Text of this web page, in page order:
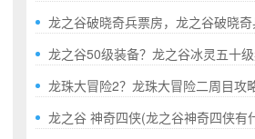
龙之谷破晓奇兵票房，龙之谷破晓
龙之谷50级装备？龙之谷冰灵五十
龙珠大冒险2？龙珠大冒险二周目攻
龙之谷 神奇四侠(龙之谷神奇四侠有